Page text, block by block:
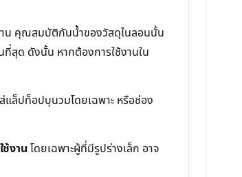
าน คุณสมบัติกันน้ำของวัสดุไนลอนนั้น
ที่สุด ดังนั้น หากต้องการใช้งานใน
แล็ปท็อปบุนวมโดยเฉพาะ หรือช่อง
งาน โดยเฉพาะผู้ที่มีรูปร่างเล็ก อาจ